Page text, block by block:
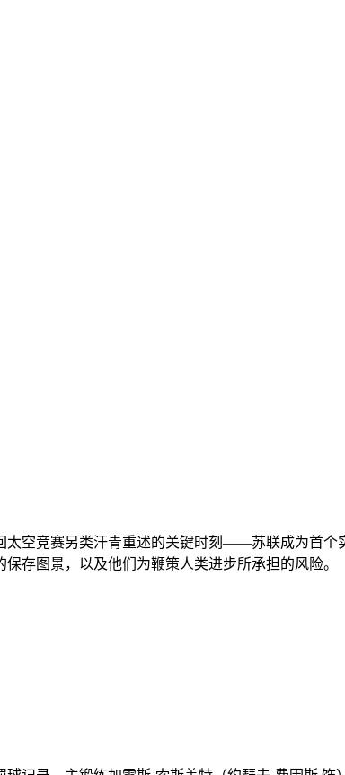
空竞赛另类汗青重述的关键时刻——苏联成为首个
存图景，以及他们为鞭策人类进步所承担的风险。